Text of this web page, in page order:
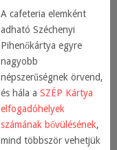
A cafeteria elemként
adható Széchenyi
Pihenőkártya egyre
nagyobb
népszerűségnek örvend,
és hála a SZÉP Kártya
elfogadóhelyek
számának bővülésének,
mind többször vehetjük